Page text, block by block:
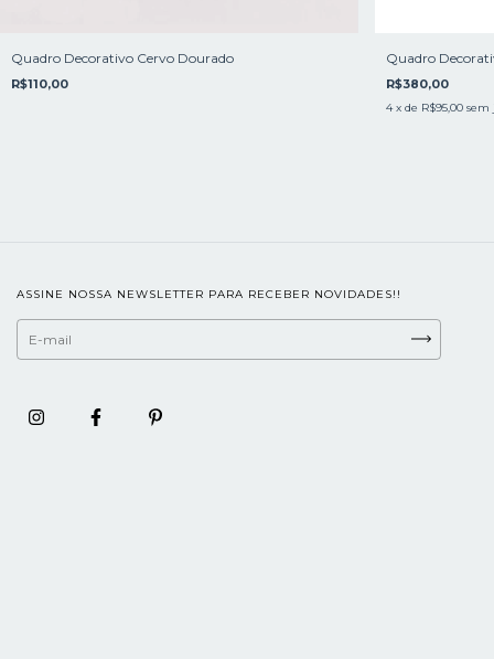
Quadro Decorativo Cervo Dourado
R$110,00
Quadro
R$380,00
4 x de R$95,00 sem
ASSINE NOSSA NEWSLETTER PARA RECEBER NOVIDADES!!